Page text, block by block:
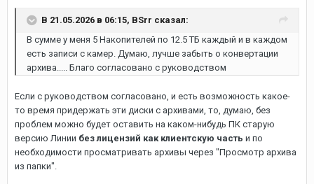
В 21.05.2026 в 06:15, BSrr сказал:
В сумме у меня 5 Накопителей по 12.5 ТБ каждый и в каждом
есть записи с камер. Думаю, лучше забыть о конвертации
архива..... Благо согласовано с руководством
Если с руководством согласовано, и есть возможность какое-
то время придержать эти диски с архивами, то, думаю, без
проблем можно будет оставить на каком-нибудь ПК старую
версию Линии без лицензий как клиентскую часть и по
необходимости просматривать архивы через "Просмотр архива
из папки".